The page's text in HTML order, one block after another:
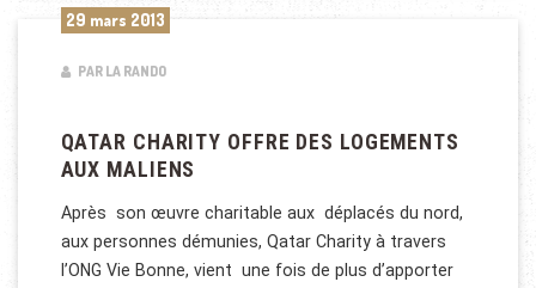
29 mars 2013
PAR LA RANDO
QATAR CHARITY OFFRE DES LOGEMENTS
AUX MALIENS
Après son œuvre charitable aux déplacés du nord,
aux personnes démunies, Qatar Charity à travers
l’ONG Vie Bonne, vient une fois de plus d’apporter